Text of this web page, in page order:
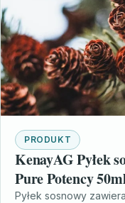
PRODUKT
KenayAG Pyłek
Pure Potency
Pyłek sosnowy